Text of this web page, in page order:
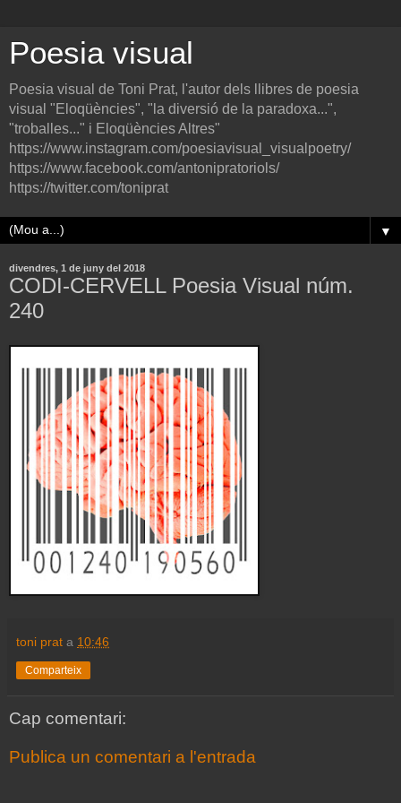
Poesia visual
Poesia visual de Toni Prat, l'autor dels llibres de poesia
visual "Eloqüències", "la diversió de la paradoxa...",
"troballes..." i Eloqüències Altres"
https://www.instagram.com/poesiavisual_visualpoetry/
https://www.facebook.com/antonipratoriols/
https://twitter.com/toniprat
▼
divendres, 1 de juny del 2018
CODI-CERVELL Poesia Visual núm.
240
toni prat a 10:46
Comparteix
Cap comentari:
Publica un comentari a l'entrada